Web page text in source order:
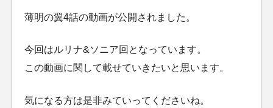
薄明の翼4話の動画が公開されました。
今回はルリナ&ソニア回となっています。
この動画に関して載せていきたいと思います。
気になる方は是非みていってくださいね。